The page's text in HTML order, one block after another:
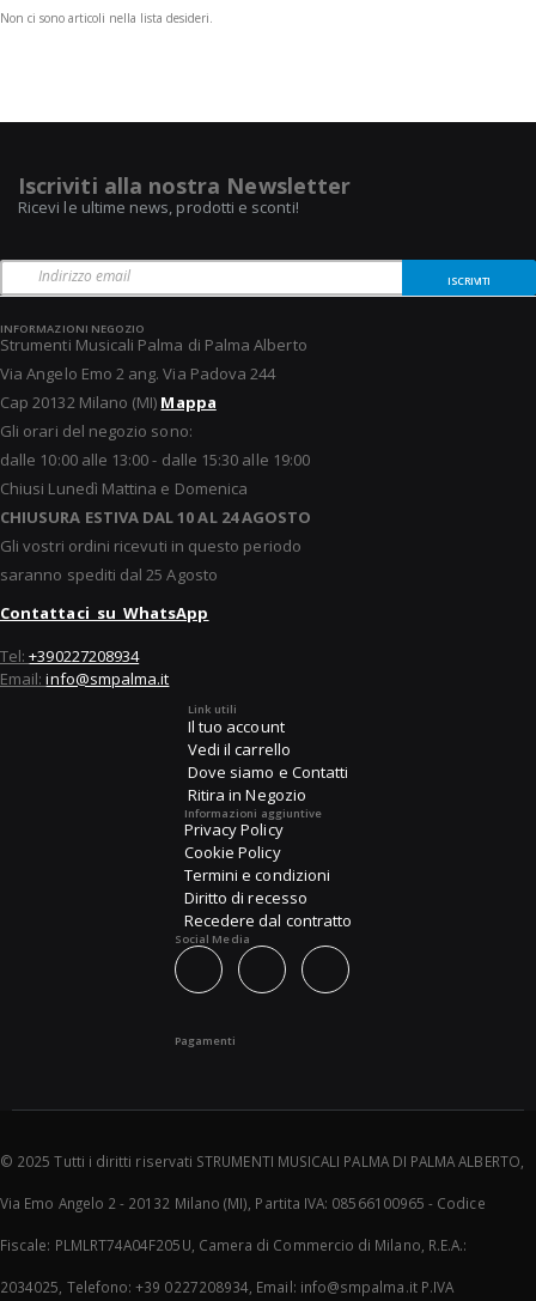
Non ci sono articoli nella lista desideri.
Iscriviti alla nostra Newsletter
Ricevi le ultime news, prodotti e sconti!
ISCRIVITI
INFORMAZIONI NEGOZIO
Strumenti Musicali Palma di Palma Alberto
Via Angelo Emo 2 ang. Via Padova 244
Cap 20132 Milano (MI) Mappa
Gli orari del negozio sono:
dalle 10:00 alle 13:00 - dalle 15:30 alle 19:00
Chiusi Lunedì Mattina e Domenica
CHIUSURA ESTIVA DAL 10 AL 24 AGOSTO
Gli vostri ordini ricevuti in questo periodo
saranno spediti dal 25 Agosto
Contattaci su WhatsApp
Tel:+390227208934
Email:info@smpalma.it
Link utili
Il tuo account
Vedi il carrello
Dove siamo e Contatti
Ritira in Negozio
Informazioni aggiuntive
Privacy Policy
Cookie Policy
Termini e condizioni
Diritto di recesso
Recedere dal contratto
Social Media
Pagamenti
© 2025 Tutti i diritti riservati STRUMENTI MUSICALI PALMA DI PALMA ALBERTO,
Via Emo Angelo 2 - 20132 Milano (MI), Partita IVA: 08566100965 - Codice
Fiscale: PLMLRT74A04F205U, Camera di Commercio di Milano, R.E.A.:
2034025, Telefono: +39 0227208934, Email: info@smpalma.it P.IVA